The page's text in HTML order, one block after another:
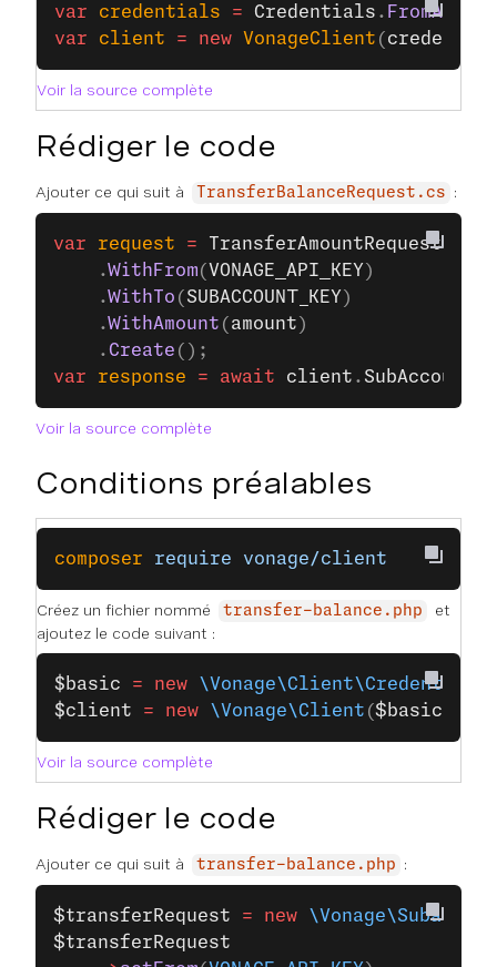
var credentials = Credentials .
var client = new VonageClient (
Voir la source complète
Rédiger le code
Ajouter ce qui suit à TransferBalanceRequest.cs :
var request = TransferAmountRequest.
    .
WithFrom( VONAGE_API_KEY )
    .
WithTo ( SUBACCOUNT_KEY )
    .
WithAmount ( amount )
    .
Create ();
var response = await client .
Voir la source complète
Conditions préalables
composer require vonage/client
Créez un fichier nommé transfer-balance.php
et
ajoutez le code suivant :
$basic = new
$client = new \Vonage\Client ($basic
Voir la source complète
Rédiger le code
Ajouter ce qui suit à transfer-balance.php :
$transferRequest = new
$transferRequest